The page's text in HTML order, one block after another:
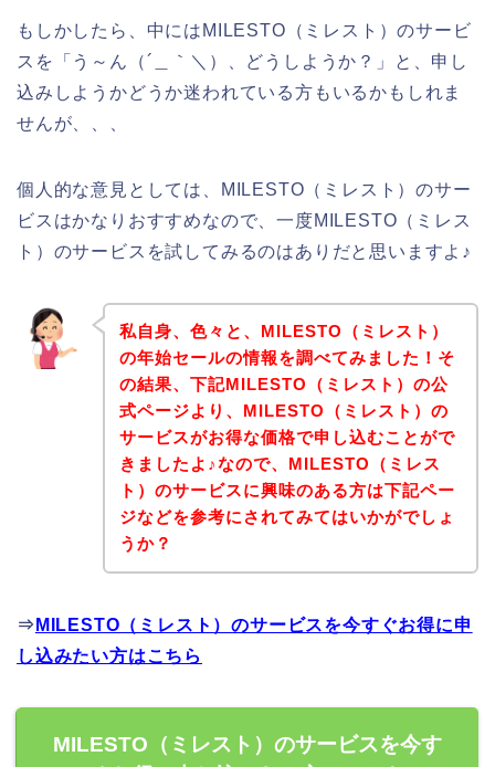
もしかしたら、中にはMILESTO（ミレスト）のサービ
スを「う～ん（´＿｀＼）、どうしようか？」と、申し
込みしようかどうか迷われている方もいるかもしれま
せんが、、、
個人的な意見としては、MILESTO（ミレスト）のサー
ビスはかなりおすすめなので、一度MILESTO（ミレス
ト）のサービスを試してみるのはありだと思いますよ♪
私自身、色々と、MILESTO（ミレスト）
の年始セールの情報を調べてみました！そ
の結果、下記MILESTO（ミレスト）の公
式ページより、MILESTO（ミレスト）の
サービスがお得な価格で申し込むことがで
きましたよ♪なので、MILESTO（ミレス
ト）のサービスに興味のある方は下記ペー
ジなどを参考にされてみてはいかがでしょ
うか？
⇒ MILESTO（ミレスト）のサービスを今すぐお得に申
し込みたい方はこちら
MILESTO（ミレスト）のサービスを今す